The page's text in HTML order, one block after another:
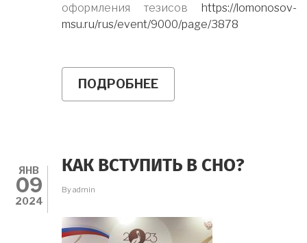
оформления тезисов https://lomonosov-
msu.ru/rus/event/9000/page/3878
ПОДРОБНЕЕ
МЕЖДУНАРОДНАЯ
АСПИРАНТОВ
И
ЯНВ
09
2024
КАК ВСТУПИТЬ В СНО?
Byadmin